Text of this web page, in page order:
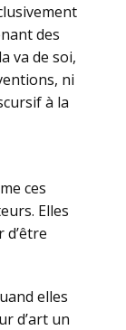
des
va de soi,
ni
à la
ces
Elles
elles
d’art un